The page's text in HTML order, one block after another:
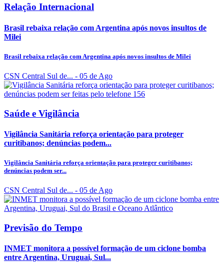
Relação Internacional
Brasil rebaixa relação com Argentina após novos insultos de
Milei
Brasil rebaixa relação com Argentina após novos insultos de Milei
CSN Central Sul de... - 05 de Ago
Saúde e Vigilância
Vigilância Sanitária reforça orientação para proteger
curitibanos; denúncias podem...
Vigilância Sanitária reforça orientação para proteger curitibanos;
denúncias podem ser...
CSN Central Sul de... - 05 de Ago
Previsão do Tempo
INMET monitora a possível formação de um ciclone bomba
entre Argentina, Uruguai, Sul...